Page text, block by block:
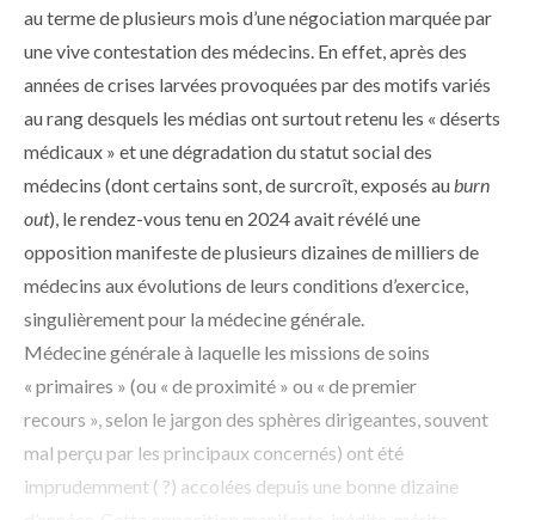
au terme de plusieurs mois d’une négociation marquée par
une vive contestation des médecins. En effet, après des
années de crises larvées provoquées par des motifs variés
au rang desquels les médias ont surtout retenu les « déserts
médicaux » et une dégradation du statut social des
médecins (dont certains sont, de surcroît, exposés auburn
out), le rendez-vous tenu en 2024 avait révélé une
opposition manifeste de plusieurs ­dizaines de milliers de
médecins aux évolutions de leurs conditions d’exercice,
singulièrement pour la médecine générale.
Médecine générale à laquelle les missions de soins
« primaires » (ou « de proximité » ou « de premier
recours », selon le jargon des sphères dirigeantes, souvent
mal perçu par les principaux concernés) ont été
imprudemment ( ?) accolées depuis une bonne dizaine